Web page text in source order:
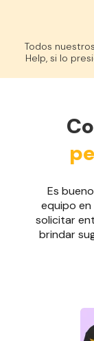
Todos
Help, si lo
Es
equipo
solicitar
brindar